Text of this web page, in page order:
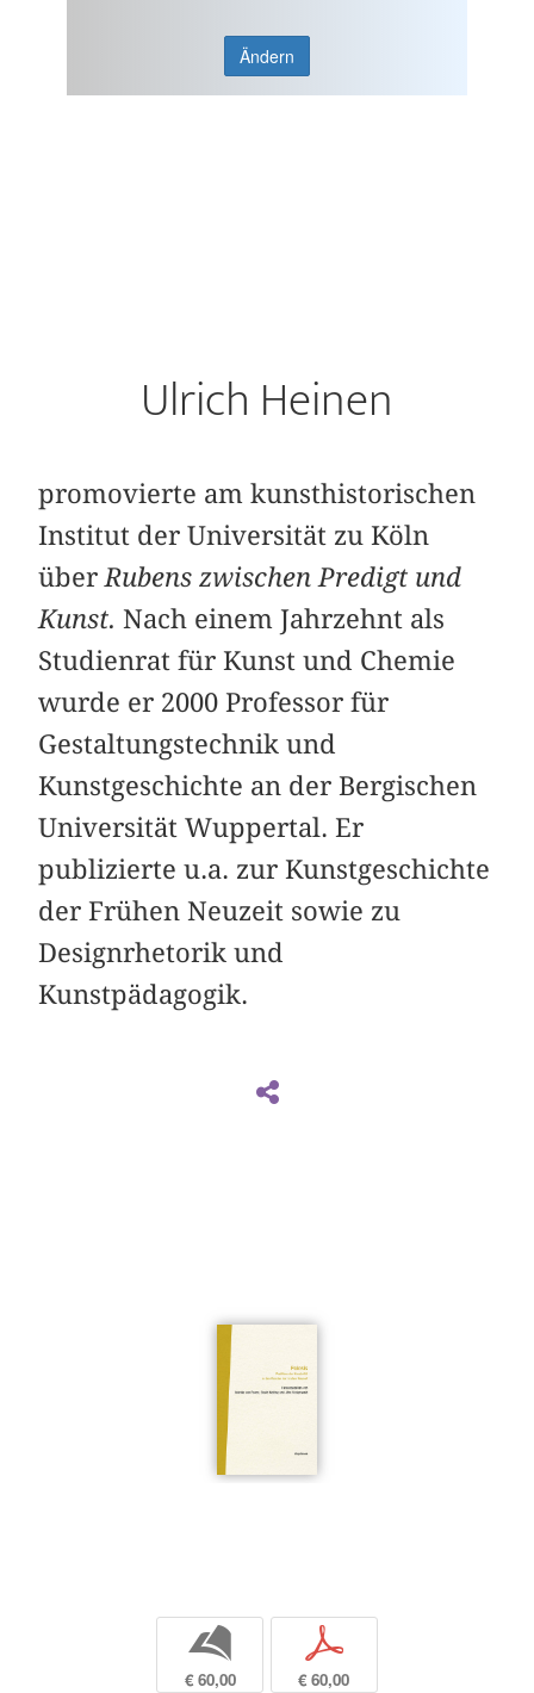
Ändern
Ulrich Heinen
promovierte am kunsthistorischen
Institut der Universität zu Köln
überRubens zwischen Predigt und
Kunst. Nach einem Jahrzehnt als
Studienrat für Kunst und Chemie
wurde er 2000 Professor für
Gestaltungstechnik und
Kunstgeschichte an der Bergischen
Universität Wuppertal. Er
publizierte u.a. zur Kunstgeschichte
der Frühen Neuzeit sowie zu
Designrhetorik und
Kunstpädagogik.
b
€ 60,00
p
€ 60,00